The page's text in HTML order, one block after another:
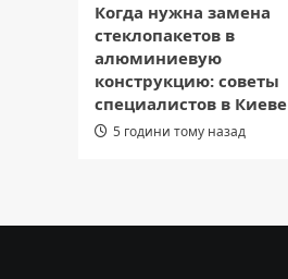
Когда нужна замена
стеклопакетов в
алюминиевую
конструкцию: советы
специалистов в Киеве
5 години тому назад